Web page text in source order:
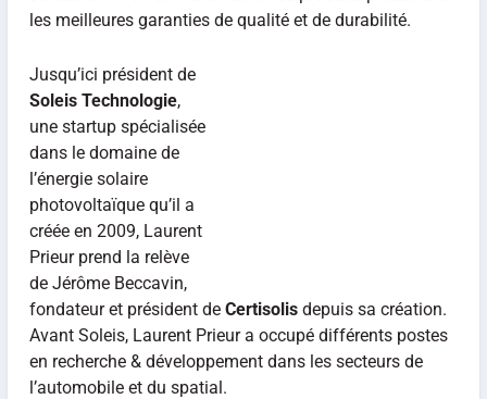
les meilleures garanties de qualité et de durabilité.
Jusqu’ici président de
Soleis Technologie,
une startup spécialisée
dans le domaine de
l’énergie solaire
photovoltaïque qu’il a
créée en 2009, Laurent
Prieur prend la relève
de Jérôme Beccavin,
fondateur et président de Certisolisdepuis sa création.
Avant Soleis, Laurent Prieur a occupé différents postes
en recherche & développement dans les secteurs de
l’automobile et du spatial.